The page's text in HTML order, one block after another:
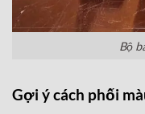
Bộ
Gợi ý cách phối